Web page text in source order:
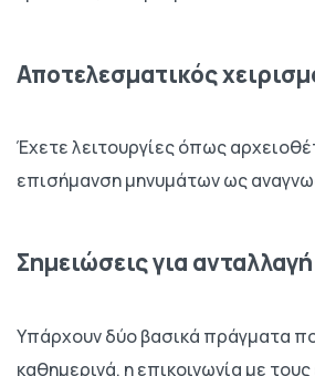
Αποτελεσματικός
Έχετε λειτουργίες όπως
επισήμανση μηνυμάτων ως
Σημειώσεις για
Υπάρχουν δύο βασικά πράγματα
καθημερινά, η επικοινωνία με